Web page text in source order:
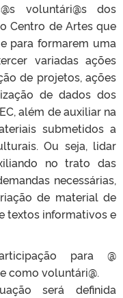
voluntári@s dos
Centro de Artes que
para formarem uma
variadas ações
de projetos, ações
de dados dos
além de auxiliar na
submetidos a
Ou seja, lidar
no trato das
necessárias,
de material de
textos informativos e
para @
como voluntári@.
será definida